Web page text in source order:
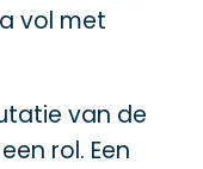
vol met
van de
rol. Een